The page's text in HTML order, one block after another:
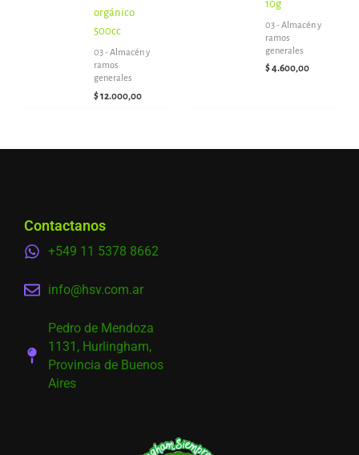
orgánico
500cc
03 - Almacén y
ramos
generales
$12.000,00
10g
03 - Almacén y
ramos
generales
$4.600,00
Contactanos
+549 11 5378 8662
info@hsv.com.ar
Pedro de Mendoza
1131, Hurlingham,
Provincia de Buenos
Aires